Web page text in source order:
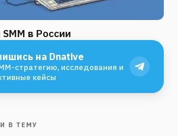
в России
на Dnative
стратегию, исследования и
кейсы
В ТЕМУ